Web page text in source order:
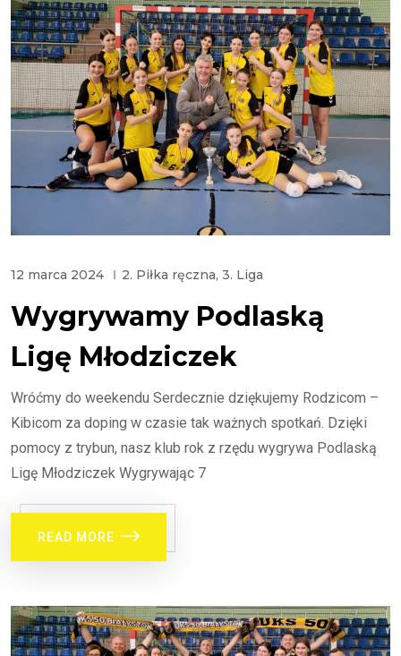
12 marca 2024 2. Piłka ręczna, 3. Liga
Wygrywamy Podlaską
Ligę Młodziczek
Wróćmy do weekendu Serdecznie dziękujemy Rodzicom –
Kibicom za doping w czasie tak ważnych spotkań. Dzięki
pomocy z trybun, nasz klub rok z rzędu wygrywa Podlaską
Ligę Młodziczek Wygrywając 7
READ MORE